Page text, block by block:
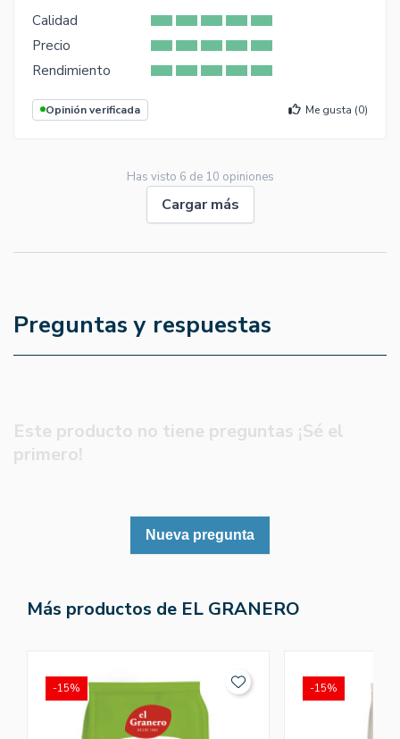
Calidad
Precio
Rendimiento
Opinión verificada Me gusta (0)
Has visto 6 de 10 opiniones
Cargar más
Preguntas y respuestas
Este producto no tiene preguntas ¡Sé el
primero!
Nueva pregunta
Más productos de EL GRANERO
-15% -15%